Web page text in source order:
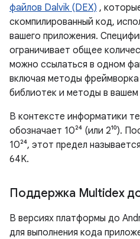
файлов Dalvik (DEX) ,
скомпилированный код,
вашего приложения.
ограничивает общее
можно ссылаться в одном
включая методы
библиотек и методы в
В контексте информатики
обозначает 10²⁴ (или 2¹⁰).
10²⁴, этот предел
64K.
Поддержка Multidex
В версиях платформы до
для выполнения кода